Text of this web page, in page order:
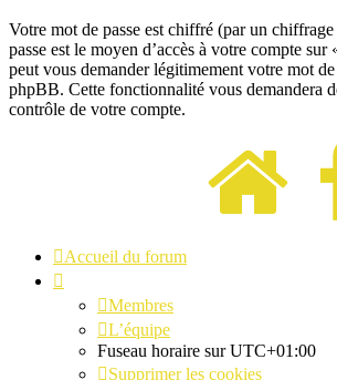
Votre mot de passe est chiffré (par un
passe est le moyen d’accès à votre compte
peut vous demander légitimement votre mot
phpBB. Cette fonctionnalité vous demandera
contrôle de votre compte.
Accueil du forum
Membres
L’équipe
Fuseau horaire surUTC+01:00
Supprimer les cookies